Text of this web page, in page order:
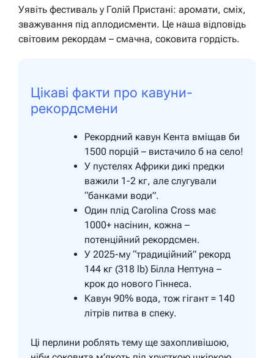
Уявіть фестиваль у Голій Пристані: аромати, сміх,
зважування під аплодисменти. Це наша відповідь
світовим рекордам – смачна, соковита гордість.
Цікаві факти про кавуни-
рекордсмени
Рекордний кавун Кента вміщав би
1500 порцій – вистачило б на село!
У пустелях Африки дикі предки
важили 1-2 кг, але слугували
“банками води”.
Один плід Carolina Cross має
1000+ насінин, кожна –
потенційний рекордсмен.
У 2025-му “традиційний” рекорд
144 кг (318 lb) Білла Нептуна –
крок до нового Гіннеса.
Кавун 90% вода, тож гігант = 140
літрів питва в спеку.
Ці перлини роблять тему ще захопливішою,